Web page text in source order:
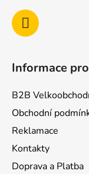
Informace
B2B
Obchodní
Reklamace
Kontakty
Doprava a Platba